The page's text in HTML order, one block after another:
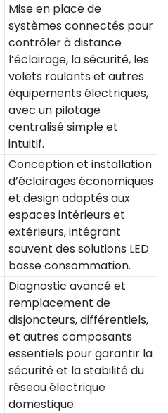
Mise en place de
systèmes connectés pour
contrôler à distance
l’éclairage, la sécurité, les
volets roulants et autres
équipements électriques,
avec un pilotage
centralisé simple et
intuitif.
Conception et installation
d’éclairages économiques
et design adaptés aux
espaces intérieurs et
extérieurs, intégrant
souvent des solutions LED
basse consommation.
Diagnostic avancé et
remplacement de
disjoncteurs, différentiels,
et autres composants
essentiels pour garantir la
sécurité et la stabilité du
réseau électrique
domestique.